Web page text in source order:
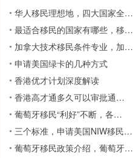
华人移民理想地，四大国家全…
最适合移民的国家有哪些，移…
加拿大技术移民条件专业，加…
申请美国绿卡的几种方式
香港优才计划深度解读
香港高才通多久可以审批通…
葡萄牙移民“利好”不断，各…
三个标准，申请美国NIW移民…
葡萄牙移民政策介绍，葡萄牙…